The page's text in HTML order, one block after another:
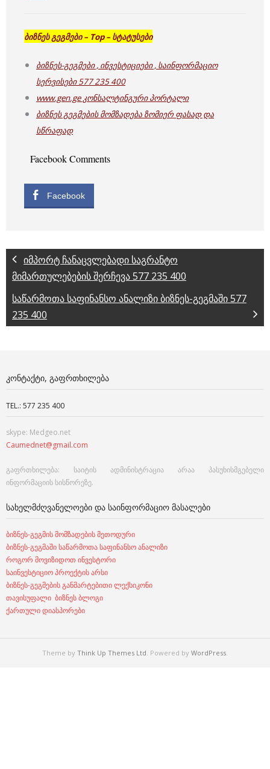
ბიზნეს გეგმები – Top – სტატუსები
ბიზნეს-გეგმები , ინვესტიციები , საინფორმაციო
სერვისები 577 235 400
www.gen.ge კონსალტინგური პორტალი
ბიზნეს გეგმების მომზადება ზომიერ ფასად და
სწრაფად
Facebook Comments
Facebook
იმპორტ ჩანაცვლებადი საგრანტო
მიმართულებების შერჩევა 577 235 400
საწარმოთა საფინანსო ანალიზი ბიზნეს-გეგმაში 577
235 400
ᲙᲝᲜᲢᲐᲥᲢᲘ, ᲒᲐᲤᲠᲗᲮᲘᲚᲔᲑᲐ
TEL.: 577 235 400
skype: Medgeo.net
Caumednet@gmail.com
გაფრთხილება: საიტის ადმინისტრაცია არაა პასუხისმგებელი
ინფორმაციის სისწორეზე.
ᲡᲐᲮᲔᲚᲛᲫᲦᲕᲐᲜᲔᲚᲝᲔᲑᲘ ᲓᲐ ᲡᲐᲘᲜᲤᲝᲠᲛᲐᲪᲘᲝ ᲛᲐᲡᲐᲚᲔᲑᲘ
ბიზნეს-გეგმის მომზადების მეთოდური
ბიზნეს-გეგმაში საწარმოთა საფინანსო ანალიზი
როგორ მოვიზიდოთ ინვესტორი
საინვესტიციო პროექტის არსი
ბიზნეს-გეგმების განმარტებითი ლექსიკონი
თავისუფალი ბიზნეს ბლოგი
ქართული დიასპორები
Theme by Think Up Themes Ltd. Powered by WordPress.